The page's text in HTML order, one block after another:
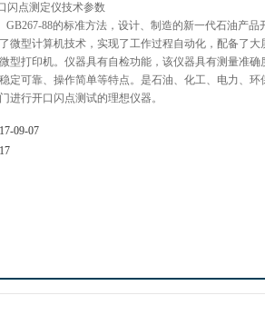
闪点测定仪技术参数
GB267-88的标准方法，设计、制造的新一代石油产品
微型计算机技术，实现了工作过程自动化，配备了大
型打印机。仪器具有自检功能，该仪器具有测量准确
定可靠、操作简单等特点。是石油、化工、电力、环
进行开口闪点测试的理想仪器。
09-07